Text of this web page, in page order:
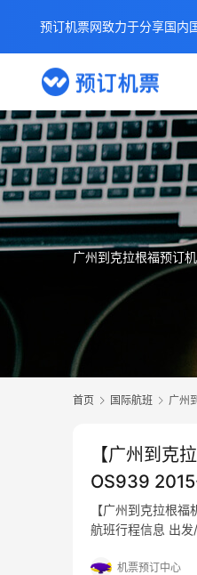
广州到克拉根福预订
首页 国际航班 广州
【广州到克
OS939
【广州到克拉根
航班行程信息 出
机票预订中心
预订机票网致力于分享国内